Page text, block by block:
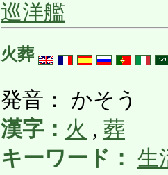
巡洋艦
火葬
発音： かそう
漢字： 火 , 葬
キーワード： 生